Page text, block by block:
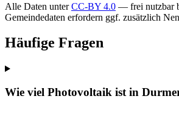
Alle Daten unterCC-BY 4.0 — frei nutzbar
Gemeindedaten erfordern ggf. zusätzlich
Häufige Fragen
Wie viel Photovoltaik ist in